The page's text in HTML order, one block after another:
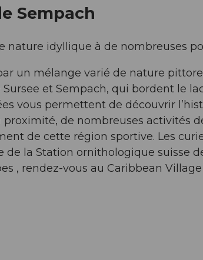
Sempach
nature idyllique à de nombreuses
un mélange varié de nature
et Sempach, qui bordent le
vous permettent de découvrir
proximité, de nombreuses activités
de cette région sportive. Les
de la Station ornithologique suisse
, rendez-vous au Caribbean